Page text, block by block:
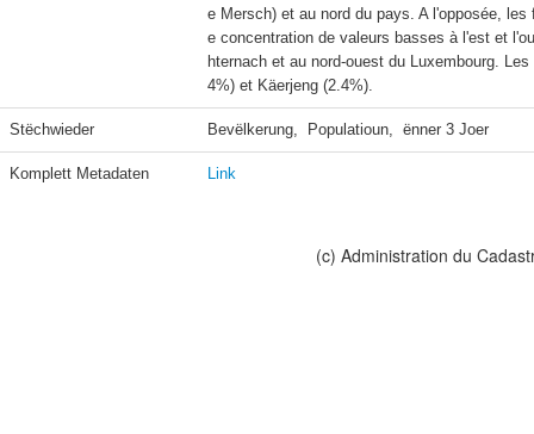
e Mersch) et au nord du pays. A l'opposée,
e concentration de valeurs basses à l'est et
hternach et au nord-ouest du Luxembourg.
4%) et Käerjeng (2.4%).
Stëchwieder Bevëlkerung,  Populatioun,  ënner 3 Joer
Komplett Metadaten Link
(c) Administration du